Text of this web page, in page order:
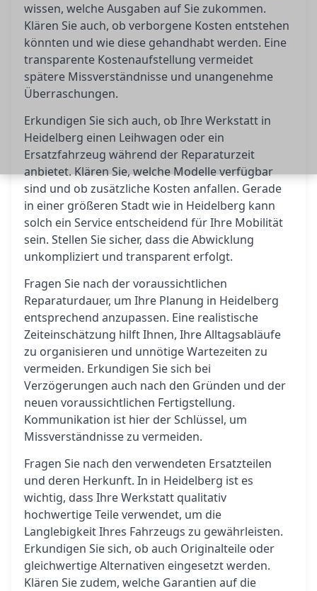
wissen, welche Ausgaben auf Sie zukommen.
Klären Sie auch, ob verborgene Kosten entstehen
könnten und wie diese gehandhabt werden. Eine
transparente Kostenaufstellung vermeidet
spätere Missverständnisse und unangenehme
Überraschungen.
Erkundigen Sie sich auch, ob Ihre Werkstatt in
Heidelberg einen Leihwagen oder ein
Ersatzfahrzeug während der Reparaturzeit
anbietet. Klären Sie, welche Modelle verfügbar
sind und ob zusätzliche Kosten anfallen. Gerade
in einer größeren Stadt wie in Heidelberg kann
solch ein Service entscheidend für Ihre Mobilität
sein. Stellen Sie sicher, dass die Abwicklung
unkompliziert und transparent erfolgt.
Fragen Sie nach der voraussichtlichen
Reparaturdauer, um Ihre Planung in Heidelberg
entsprechend anzupassen. Eine realistische
Zeiteinschätzung hilft Ihnen, Ihre Alltagsabläufe
zu organisieren und unnötige Wartezeiten zu
vermeiden. Erkundigen Sie sich bei
Verzögerungen auch nach den Gründen und der
neuen voraussichtlichen Fertigstellung.
Kommunikation ist hier der Schlüssel, um
Missverständnisse zu vermeiden.
Fragen Sie nach den verwendeten Ersatzteilen
und deren Herkunft. In in Heidelberg ist es
wichtig, dass Ihre Werkstatt qualitativ
hochwertige Teile verwendet, um die
Langlebigkeit Ihres Fahrzeugs zu gewährleisten.
Erkundigen Sie sich, ob auch Originalteile oder
gleichwertige Alternativen eingesetzt werden.
Klären Sie zudem, welche Garantien auf die